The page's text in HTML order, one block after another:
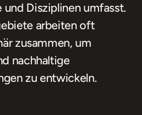
und Disziplinen umfasst.
arbeiten oft
zusammen, um
nachhaltige
zu entwickeln.